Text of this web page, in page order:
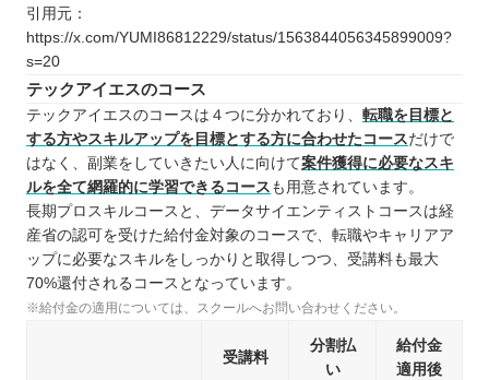
引用元：
https://x.com/YUMI86812229/status/1563844056345899009?
s=20
テックアイエスのコース
テックアイエスのコースは４つに分かれており、 転職を目標と
する方やスキルアップを目標とする方に合わせたコースだけで
はなく、副業をしていきたい人に向けて案件獲得に必要なスキ
ルを全て網羅的に学習できるコース も用意されています。
長期プロスキルコースと、データサイエンティストコースは経
産省の認可を受けた給付金対象のコースで、転職やキャリアア
ップに必要なスキルをしっかりと取得しつつ、受講料も最大
70%還付されるコースとなっています。
※給付金の適用については、スクールへお問い合わせください。
受講料
分割払
い
給付金
適用後